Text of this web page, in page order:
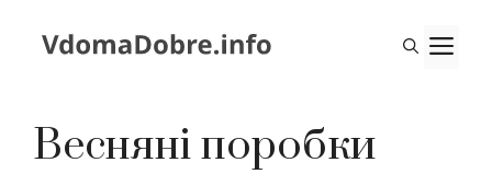
Весняні поробки